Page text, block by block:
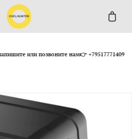
или позвоните нам👉 +79517771409